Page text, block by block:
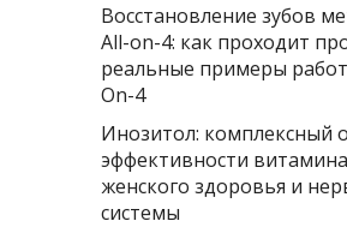
Восстановление зубов
All-on-4: как проходит
реальные примеры
On-4
Инозитол: комплексный
эффективности
женского здоровья и
системы